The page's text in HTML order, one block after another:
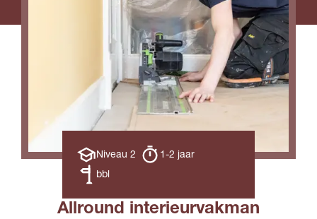
Opleiding
Niveau 2
Opleiding
duur
1-2 jaar
Leerweg
bbl
Allround interieurvakman